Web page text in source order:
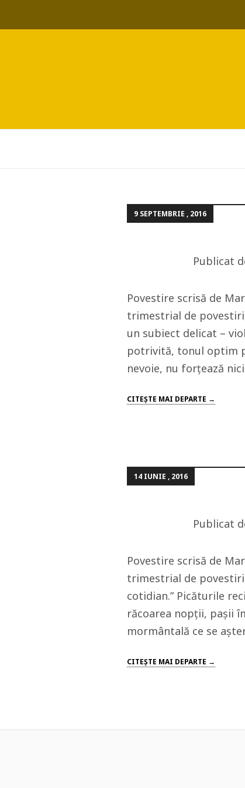
9 SEPTEMBRIE , 2016
Publicat
Povestire scrisă de
trimestrial de
un subiect delicat –
potrivită, tonul optim
nevoie, nu forțează
CITEŞTE MAI DEPARTE →
14 IUNIE , 2016
Publicat
Povestire scrisă de
trimestrial de
cotidian.” Picăturile
răcoarea nopții, pașii
mormântală ce se
CITEŞTE MAI DEPARTE →